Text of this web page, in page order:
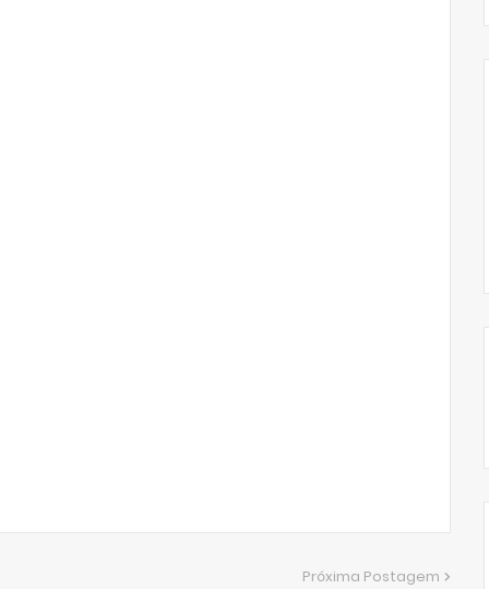
Próxima Postagem